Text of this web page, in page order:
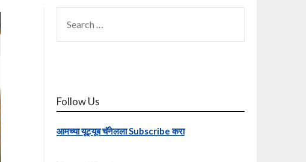
FOR:
Follow Us
आमच्या यूट्यूब चॅनेलला Subscribe करा